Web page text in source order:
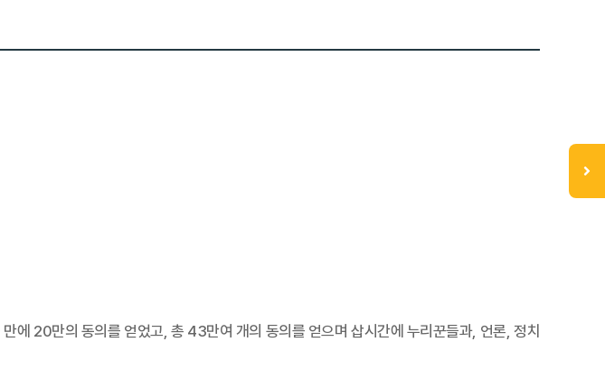
에 20만의 동의를 얻었고, 총 43만여 개의 동의를 얻으며 삽시간에 누리꾼들과, 언론, 정치